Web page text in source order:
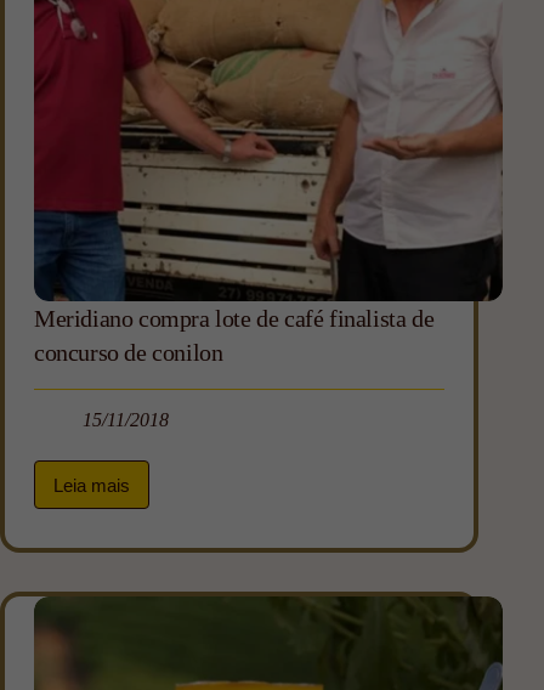
Meridiano compra lote de café finalista de
concurso de conilon
15/11/2018
Leia mais